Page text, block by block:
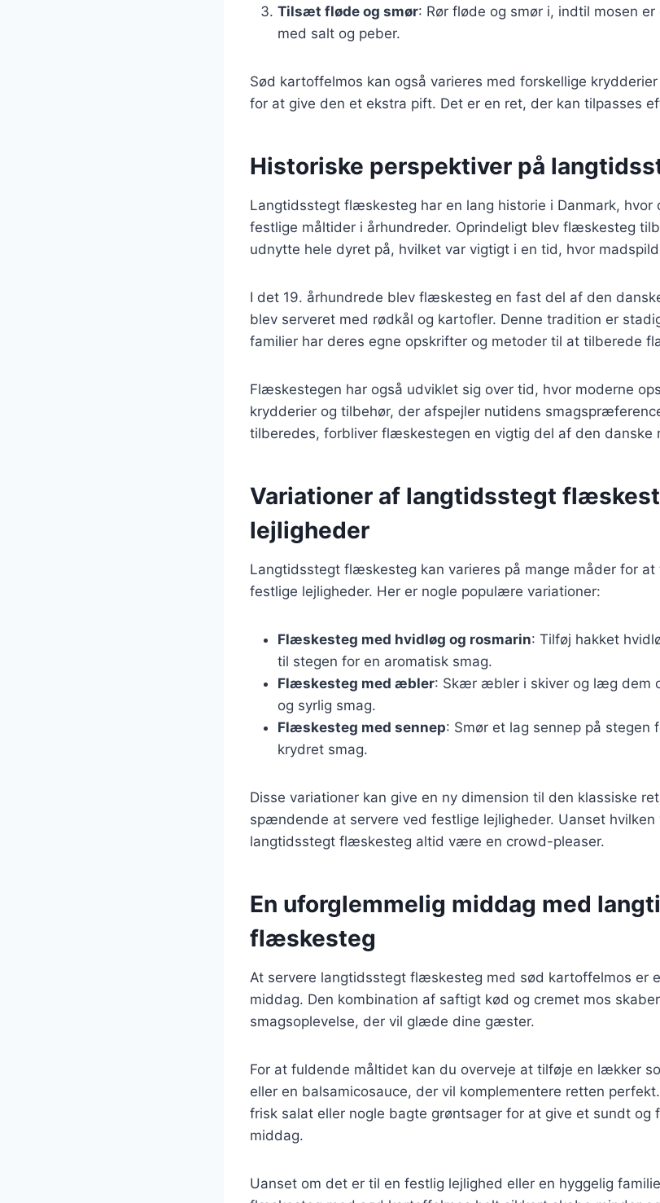
Tilsæt fløde og smør: Rør fløde og smør i, indtil mosen
med salt og peber.
Sød kartoffelmos kan også varieres med forskellige
for at give den et ekstra pift. Det er en ret, der kan tilpasses
Historiske perspektiver på
Langtidsstegt flæskesteg har en lang historie i Danmark,
festlige måltider i århundreder. Oprindeligt blev flæskesteg
udnytte hele dyret på, hvilket var vigtigt i en tid, hvor
I det 19. århundrede blev flæskesteg en fast del af den
blev serveret med rødkål og kartofler. Denne tradition er
familier har deres egne opskrifter og metoder til at tilberede
Flæskestegen har også udviklet sig over tid, hvor moderne
krydderier og tilbehør, der afspejler nutidens
tilberedes, forbliver flæskestegen en vigtig del af den danske
Variationer af langtidsstegt
lejligheder
Langtidsstegt flæskesteg kan varieres på mange måder for
festlige lejligheder. Her er nogle populære variationer:
Flæskesteg med hvidløg og rosmarin: Tilføj hakket
til stegen for en aromatisk smag.
Flæskesteg med æbler: Skær æbler i skiver og læg dem
og syrlig smag.
Flæskesteg med sennep: Smør et lag sennep på stegen
krydret smag.
Disse variationer kan give en ny dimension til den klassiske
spændende at servere ved festlige lejligheder. Uanset
langtidsstegt flæskesteg altid være en crowd-pleaser.
En uforglemmelig middag med
flæskesteg
At servere langtidsstegt flæskesteg med sød kartoffelmos er
middag. Den kombination af saftigt kød og cremet mos
smagsoplevelse, der vil glæde dine gæster.
For at fuldende måltidet kan du overveje at tilføje en lækker
eller en balsamicosauce, der vil komplementere retten
frisk salat eller nogle bagte grøntsager for at give et sundt og
middag.
Uanset om det er til en festlig lejlighed eller en hyggelig